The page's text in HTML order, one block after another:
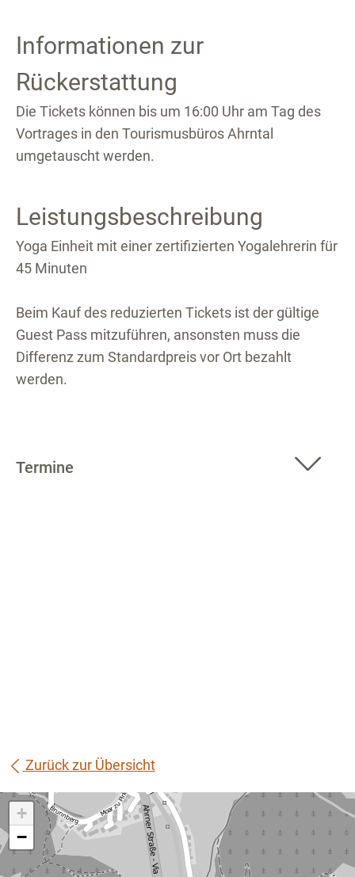
Informationen zur
Rückerstattung
Die Tickets können bis um 16:00 Uhr am Tag des
Vortrages in den Tourismusbüros Ahrntal
umgetauscht werden.
Leistungsbeschreibung
Yoga Einheit mit einer zertifizierten Yogalehrerin für
45 Minuten
Beim Kauf des reduzierten Tickets ist der gültige
Guest Pass mitzuführen, ansonsten muss die
Differenz zum Standardpreis vor Ort bezahlt
werden.
Termine
Zurück zur Übersicht
+
−